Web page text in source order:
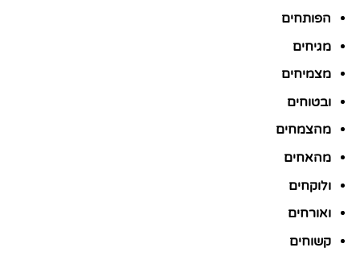
הפותחים
מגיחים
מצמיחים
ובטוחים
מהצמחים
מהאחים
ולוקחים
ואורחים
קשוחים